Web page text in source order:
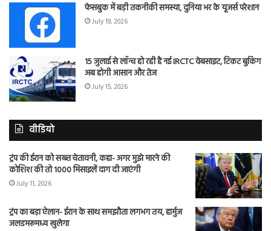
फेसबुक में बड़ी तकनीकी समस्या, दुनिया भर के यूजर्स परेशान
July 19, 2026
15 जुलाई से लॉन्च हो रही है नई IRCTC वेबसाइट, टिकट बुकिंग
अब होगी आसान और तेज
July 15, 2026
वीडियो
ट्रंप की ईरान को सख्त चेतावनी, कहा- अगर मुझे मारने की
कोशिश की तो 1000 मिसाइलें दाग दी जाएंगी
July 11, 2026
ट्रंप का बड़ा ऐलान- ईरान के साथ समझौता लगभग तय, हार्मुज
जलडमरूमध्य खुलेगा